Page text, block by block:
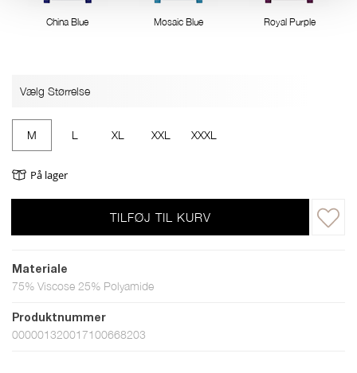
China Blue Mosaic Blue Royal Purple
Vælg Størrelse
M L XL XXL XXXL
På lager
TILFØJ TIL KURV
Materiale
75% Viscose 25% Polyamide
Produktnummer
000001320017100668203